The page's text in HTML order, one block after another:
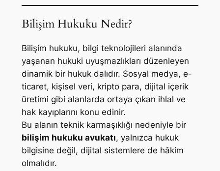
Bilişim Hukuku Nedir?
Bilişim hukuku, bilgi teknolojileri alanında
yaşanan hukuki uyuşmazlıkları düzenleyen
dinamik bir hukuk dalıdır. Sosyal medya, e-
ticaret, kişisel veri, kripto para, dijital içerik
üretimi gibi alanlarda ortaya çıkan ihlal ve
hak kayıplarını konu edinir.
Bu alanın teknik karmaşıklığı nedeniyle bir
bilişim hukuku avukatı, yalnızca hukuk
bilgisine değil, dijital sistemlere de hâkim
olmalıdır.